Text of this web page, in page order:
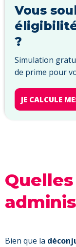
Vous
?
Simulation
de prime pour
JE CALCULE
Bien que la